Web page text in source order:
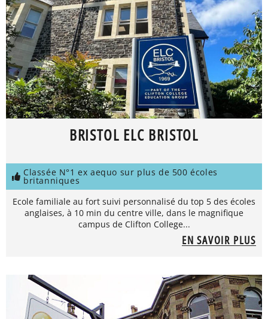
BRISTOL ELC BRISTOL
Classée N°1 ex aequo sur plus de 500 écoles
britanniques
Ecole familiale au fort suivi personnalisé du top 5 des écoles
anglaises, à 10 min du centre ville, dans le magnifique
campus de Clifton College...
EN SAVOIR PLUS